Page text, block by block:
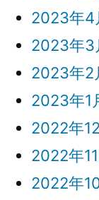
2023年4
2023年3
2023年2
2023年1
2022年
2022年
2022年